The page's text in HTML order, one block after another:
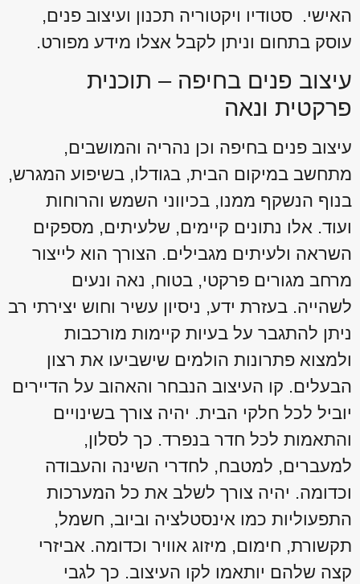
האישי. סטודיו ויקטוריה תכנון ועיצוב פנים,
עוסק בתחום וניתן לקבל אצלו מידע מפורט.
עיצוב פנים בחיפה – תוכנית
פרקטית ונאה
עיצוב פנים בחיפה וכן נהריה והמושבים,
מתחשב במיקום הבית, בגודלו, בשיפוע המגרש,
בנוף הנשקף ממנו, בכיווני השמש והרוחות
ועוד. אלו נתונים קיימים, שלעיתים, מספקים
השראה ולעיתים מגבילים. הצורך הוא לייצור
מרחב מגורים פרקטי, בטוח, נאה ונעים
לשהייה. בעזרת ידע, ניסיון עשיר וחוש יצירתי רב
ניתן להתגבר על בעיות קיימות מורכבות
ולמצוא פתרונות הולמים שישביעו את רצון
הבעלים. קו העיצוב הנבחר והאהוב על הדיירים
יוביל לכל חלקי הבית. יהיה צורך בשינויים
והתאמות לכל חדר בנפרד. כך לסלון,
למעברים, למטבח, לחדרי השינה והעבודה
וכדומה. יהיה צורך לשלב את כל המערכות
התפעוליות כמו אינסטלציה וביוב, חשמל,
תקשורת, חימום, מיזוג אוויר וכדומה. אביזרי
קצה שלהם יותאמו לקו העיצוב. כך לגבי